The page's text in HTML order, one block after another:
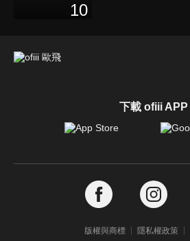
10
下載 ofiii APP
版權與商標 隱私權政策